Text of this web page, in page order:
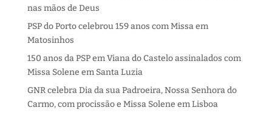
nas mãos de Deus
PSP do Porto celebrou 159 anos com Missa em
Matosinhos
150 anos da PSP em Viana do Castelo assinalados com
Missa Solene em Santa Luzia
GNR celebra Dia da sua Padroeira, Nossa Senhora do
Carmo, com procissão e Missa Solene em Lisboa